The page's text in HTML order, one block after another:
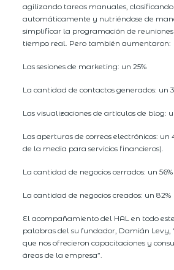
agilizando tareas manuales,
automáticamente y nutriéndose de
simplificar la programación de reuniones
tiempo real. Pero también aumentaron:
Las sesiones de marketing: un 25%
La cantidad de contactos generados: un
Las visualizaciones de artículos de blog:
Las aperturas de correos electrónicos: un
de la media para servicios financieros).
La cantidad de negocios cerrados: un 56%
La cantidad de negocios creados: un 82%
El acompañamiento del HAL en todo
palabras del su fundador, Damián Levy,
que nos ofrecieron capacitaciones y
áreas de la empresa”.